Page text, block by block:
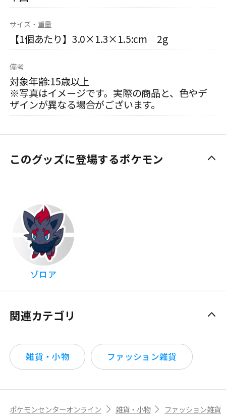
サイズ・重量
【1個あたり】3.0×1.3×1.5:cm 2g
備考
対象年齢:15歳以上
※写真はイメージです。実際の商品と、色やデ
ザインが異なる場合がございます。
このグッズに登場するポケモン
ゾロア
関連カテゴリ
雑貨・小物 ファッション雑貨
ポケモンセンターオンライン 雑貨・小物 ファッション雑貨